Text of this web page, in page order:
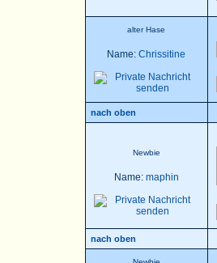
alter Hase
Name: Chrissitine
nach oben
Newbie
Name: maphin
nach oben